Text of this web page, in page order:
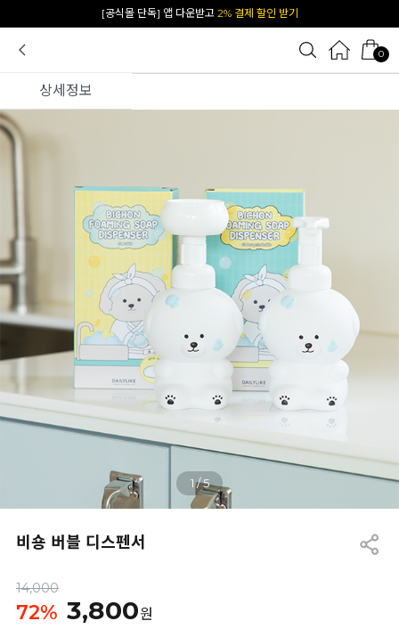
카카오 플친 추가하면1천원 즉시 할인 쿠폰
0
상세정보
1/5
비숑 버블 디스펜서
14,000
72% 3,800원